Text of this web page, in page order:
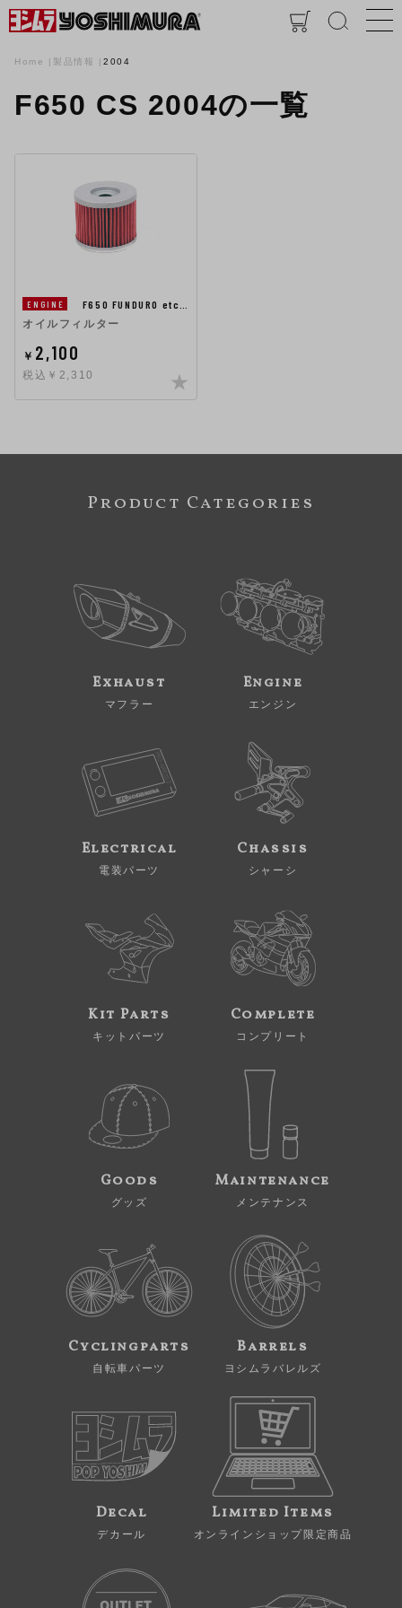
Home 製品情報 2004
F650 CS 2004の一覧
ENGINE
F650 FUNDURO etc…
オイルフィルター
￥ 2,100
税込￥2,310
Product Categories
Exhaust
マフラー
Engine
エンジン
Electrical
電装パーツ
Chassis
シャーシ
Kit Parts
キットパーツ
Complete
コンプリート
Goods
グッズ
Maintenance
メンテナンス
Cyclingparts
自転車パーツ
Barrels
ヨシムラバレルズ
Decal
デカール
Limited Items
オンラインショップ限定商品